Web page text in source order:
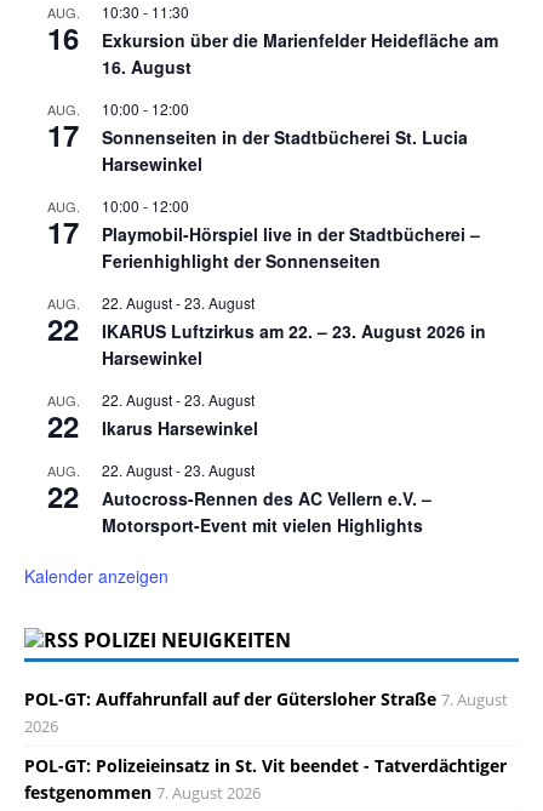
AUG.
16
10:30 - 11:30
Exkursion über die Marienfelder Heidefläche am
16. August
AUG.
17
10:00 - 12:00
Sonnenseiten in der Stadtbücherei St. Lucia
Harsewinkel
AUG.
17
10:00 - 12:00
Playmobil-Hörspiel live in der Stadtbücherei –
Ferienhighlight der Sonnenseiten
AUG.
22
22. August-23. August
IKARUS Luftzirkus am 22. – 23. August 2026 in
Harsewinkel
AUG.
22
22. August-23. August
Ikarus Harsewinkel
AUG.
22
22. August-23. August
Autocross-Rennen des AC Vellern e.V. –
Motorsport-Event mit vielen Highlights
Kalender anzeigen
POLIZEI NEUIGKEITEN
POL-GT: Auffahrunfall auf der Gütersloher Straße 7. August
2026
POL-GT: Polizeieinsatz in St. Vit beendet - Tatverdächtiger
festgenommen 7. August 2026